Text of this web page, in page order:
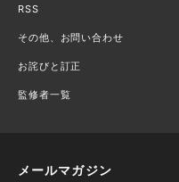
RSS
その他、お問い合わせ
お詫びと訂正
監修者一覧
メールマガジン